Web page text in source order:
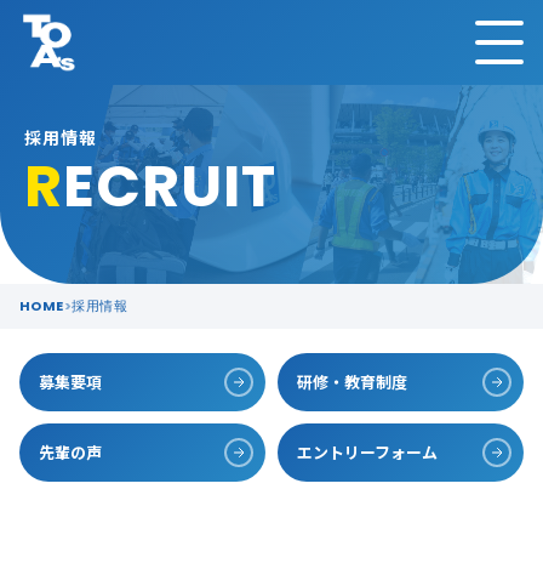
採用情報
RECRUIT
HOME 採用情報
募集要項 研修・教育制度
先輩の声 エントリーフォーム